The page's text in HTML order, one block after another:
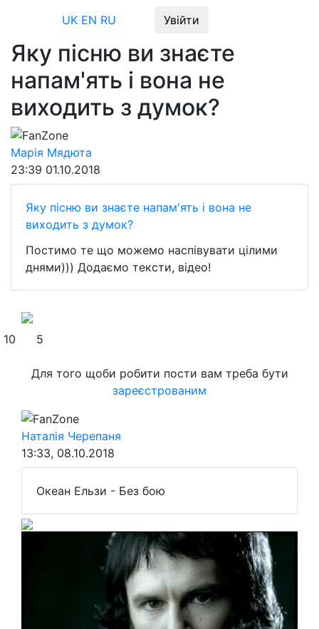
UK EN RU Увійти
Яку пісню ви знаєте
напам'ять і вона не
виходить з думок?
FanZone
Марія Мядюта
23:39 01.10.2018
Яку пісню ви знаєте напам'ять і вона не
виходить з думок?
Постимо те що можемо наспівувати цілими
днями))) Додаємо тексти, відео!
10 5
Для того щоби робити пости вам треба бути
зареєстрованим
FanZone
Наталія Черепаня
13:33, 08.10.2018
Океан Ельзи - Без бою